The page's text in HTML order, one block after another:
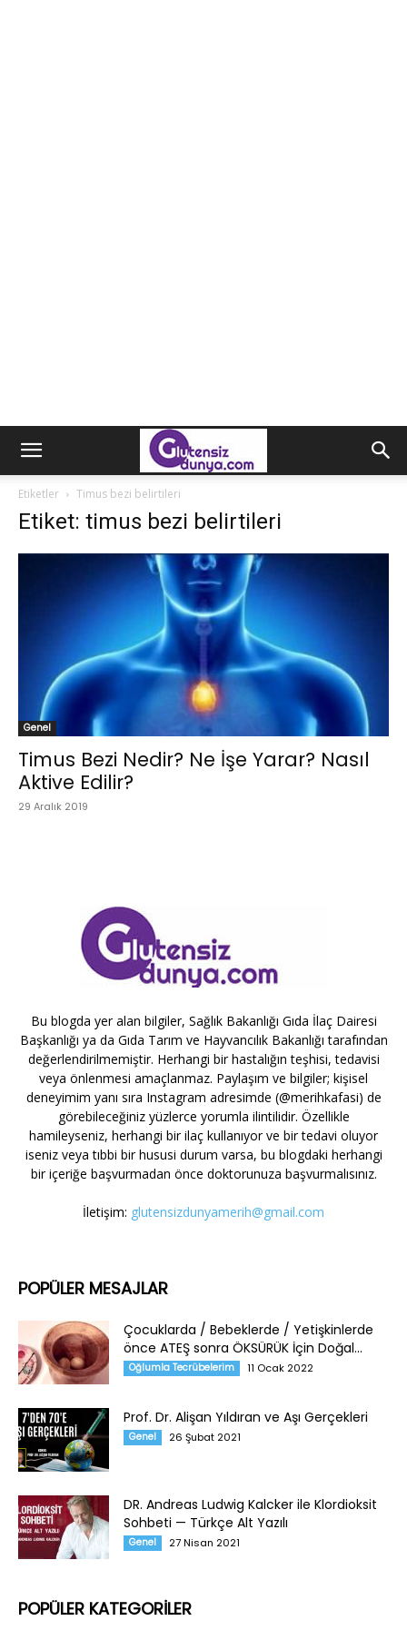
Etiketler Timus bezi belirtileri
Etiket: timus bezi belirtileri
Genel
Timus Bezi Nedir? Ne İşe Yarar? Nasıl
Aktive Edilir?
29 Aralık 2019
Bu blogda yer alan bilgiler, Sağlık Bakanlığı Gıda İlaç Dairesi
Başkanlığı ya da Gıda Tarım ve Hayvancılık Bakanlığı tarafından
değerlendirilmemiştir. Herhangi bir hastalığın teşhisi, tedavisi
veya önlenmesi amaçlanmaz. Paylaşım ve bilgiler; kişisel
deneyimim yanı sıra Instagram adresimde (@merihkafasi) de
görebileceğiniz yüzlerce yorumla ilintilidir. Özellikle
hamileyseniz, herhangi bir ilaç kullanıyor ve bir tedavi oluyor
iseniz veya tıbbi bir hususi durum varsa, bu blogdaki herhangi
bir içeriğe başvurmadan önce doktorunuza başvurmalısınız.
İletişim: glutensizdunyamerih@gmail.com
POPÜLER MESAJLAR
Çocuklarda / Bebeklerde / Yetişkinlerde
önce ATEŞ sonra ÖKSÜRÜK İçin Doğal...
Oğlumla Tecrübelerim 11 Ocak 2022
Prof. Dr. Alişan Yıldıran ve Aşı Gerçekleri
Genel 26 Şubat 2021
DR. Andreas Ludwig Kalcker ile Klordioksit
Sohbeti — Türkçe Alt Yazılı
Genel 27 Nisan 2021
POPÜLER KATEGORİLER